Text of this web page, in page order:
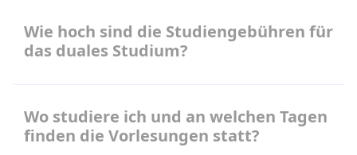
Wie hoch sind die Studiengebühren für
das duales Studium?
Wo studiere ich und an welchen Tagen
finden die Vorlesungen statt?